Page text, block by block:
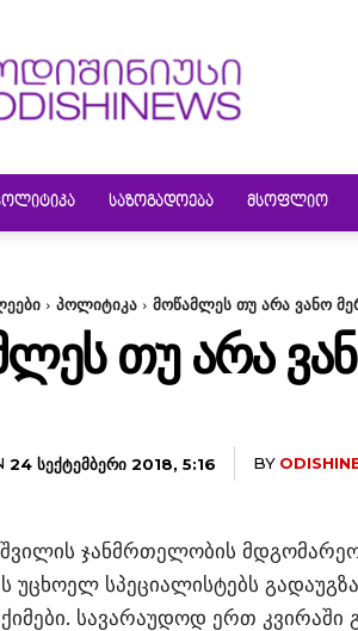
ᲡᲐᲖᲝᲒᲐᲓᲝᲔᲑᲐ ᲛᲡᲝᲤᲚᲘᲝ
პოლიტიკა მოწამლეს თუ არა ვანო
ᲗᲣ ᲐᲠᲐ
24 ᲡᲔᲥᲢᲔᲛᲑᲔᲠᲘ 2018, 5:16 BY
ჯანმრთელობის
უცხოელ სპეციალისტებს
სავარაუდოდ ერთ კვირაში